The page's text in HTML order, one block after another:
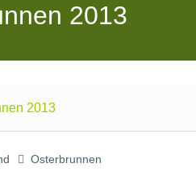
2013
2013
Osterbrunnen